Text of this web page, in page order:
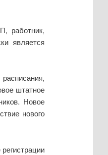
работник,
является
штатное
Новое
нового